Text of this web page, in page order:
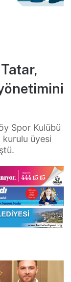
Spor Kulübü
üyesi